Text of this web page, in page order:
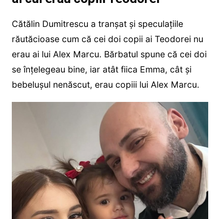
Cătălin Dumitrescu a tranșat și speculațiile
răutăcioase cum că cei doi copii ai Teodorei nu
erau ai lui Alex Marcu. Bărbatul spune că cei doi
se înțelegeau bine, iar atât fiica Emma, cât și
bebelușul nenăscut, erau copiii lui Alex Marcu.